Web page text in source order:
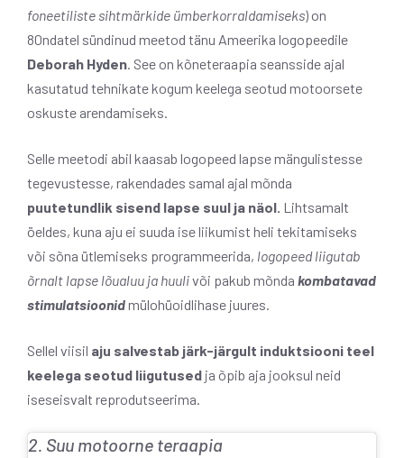
foneetiliste sihtmärkide ümberkorraldamiseks) on
80ndatel sündinud meetod tänu Ameerika logopeedile
Deborah Hyden. See on kõneteraapia seansside ajal
kasutatud tehnikate kogum keelega seotud motoorsete
oskuste arendamiseks.
Selle meetodi abil kaasab logopeed lapse mängulistesse
tegevustesse, rakendades samal ajal mõnda
puutetundlik sisend lapse suul ja näol. Lihtsamalt
öeldes, kuna aju ei suuda ise liikumist heli tekitamiseks
või sõna ütlemiseks programmeerida, logopeed liigutab
õrnalt lapse lõualuu ja huulivõi pakub mõnda kombatavad
stimulatsioonidmülohüoidlihase juures.
Sellel viisil aju salvestab järk-järgult induktsiooni teel
keelega seotud liigutused ja õpib aja jooksul neid
iseseisvalt reprodutseerima.
2. Suu motoorne teraapia